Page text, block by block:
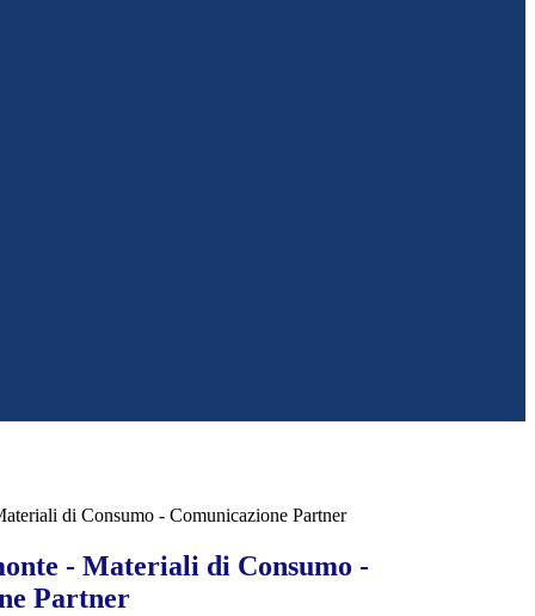
di Consumo - Comunicazione Partner
- Materiali di Consumo -
Partner